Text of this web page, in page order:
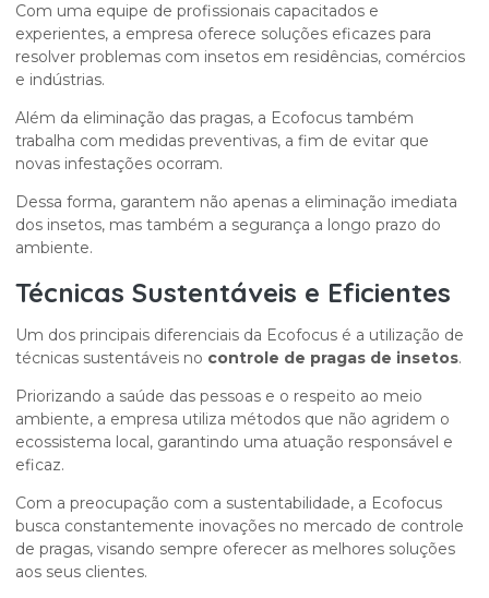
Com uma equipe de profissionais capacitados e
experientes, a empresa oferece soluções eficazes para
resolver problemas com insetos em residências, comércios
e indústrias.
Além da eliminação das pragas, a Ecofocus também
trabalha com medidas preventivas, a fim de evitar que
novas infestações ocorram.
Dessa forma, garantem não apenas a eliminação imediata
dos insetos, mas também a segurança a longo prazo do
ambiente.
Técnicas Sustentáveis e Eficientes
Um dos principais diferenciais da Ecofocus é a utilização de
técnicas sustentáveis no controle de pragas de insetos.
Priorizando a saúde das pessoas e o respeito ao meio
ambiente, a empresa utiliza métodos que não agridem o
ecossistema local, garantindo uma atuação responsável e
eficaz.
Com a preocupação com a sustentabilidade, a Ecofocus
busca constantemente inovações no mercado de controle
de pragas, visando sempre oferecer as melhores soluções
aos seus clientes.